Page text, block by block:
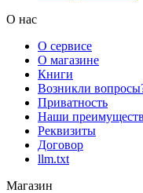
О нас
О сервисе
О магазине
Книги
Возникли
Приватность
Наши
Реквизиты
Договор
llm.txt
Магазин